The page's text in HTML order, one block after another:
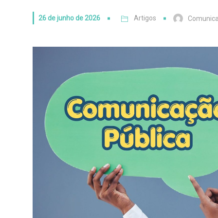
26 de junho de 2026 Artigos